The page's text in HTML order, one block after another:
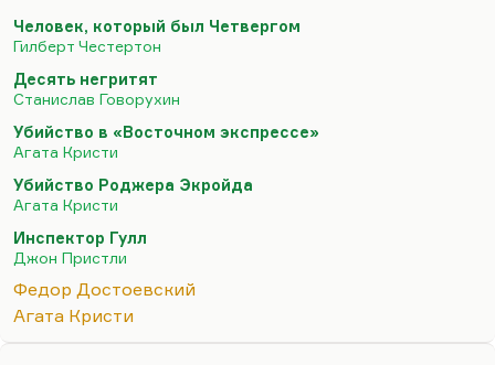
моих любимых книг. Там, где семеро преследуют
бога, думая, что они преследуют главу мафии.
Это довольно интересная аналогия. Интересно в
детективе — грех себя цитировать, но тем не
менее — не там, где ищут преступников
(преступник автору известен в большинстве
случаев), а там, где ищут бога. И в этом смысле
Агата Кристи — как раз глубоко религиозный
писатель. Особенно мне нравится её идея
коллективной…
Человек, который был Четвергом
Гилберт Честертон
Десять негритят
Станислав Говорухин
Убийство в «Восточном экспрессе»
Агата Кристи
Убийство Роджера Экройда
Агата Кристи
Инспектор Гулл
Джон Пристли
Федор Достоевский
Агата Кристи